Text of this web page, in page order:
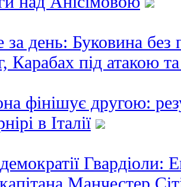
за день: Буковина без
Карабах під атакою
фінішує другою:
в Італії